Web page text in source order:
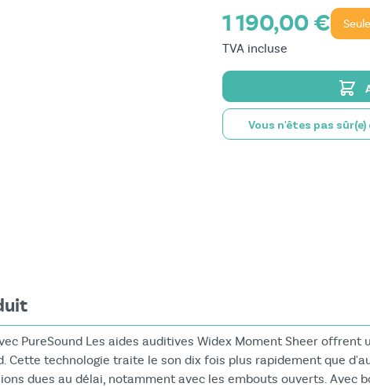
1 190,00 €
TVA incluse
Vous n'êtes pas
PureSound Les aides auditives Widex Moment Sheer offrent
Cette technologie traite le son dix fois plus rapidement que
dues au délai, notamment avec les embouts ouverts. Avec